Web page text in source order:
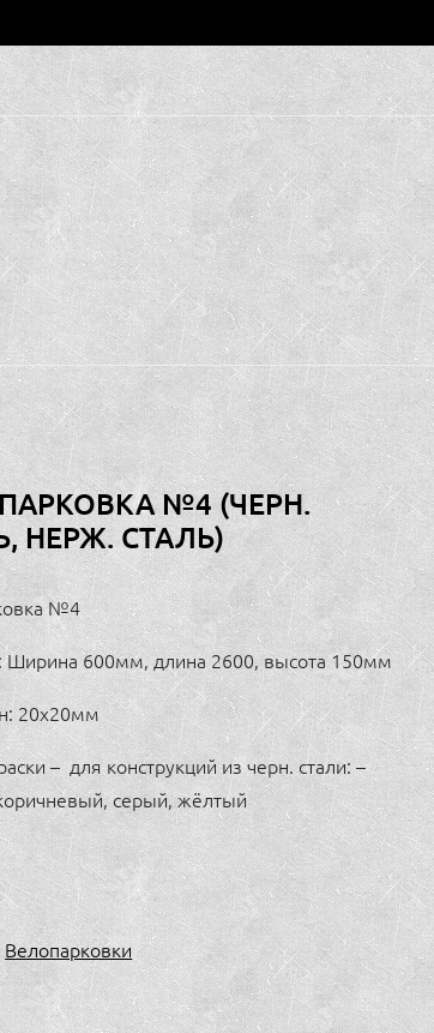
№4 (ЧЕРН.
НЕРЖ. СТАЛЬ)
№4
Ширина 600мм, длина 2600, высота 150мм
20х20мм
– для конструкций из черн. стали: –
серый, жёлтый
Велопарковки